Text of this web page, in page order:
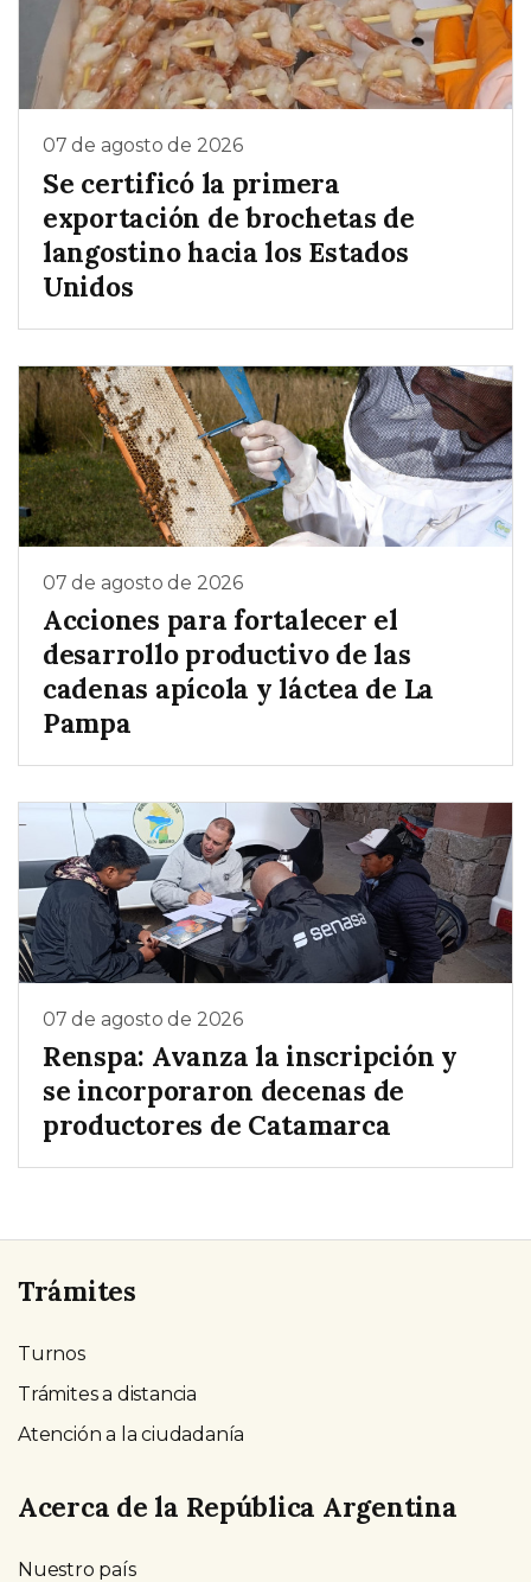
07 de agosto de 2026
Se certificó la primera
exportación de brochetas de
langostino hacia los Estados
Unidos
07 de agosto de 2026
Acciones para fortalecer el
desarrollo productivo de las
cadenas apícola y láctea de La
Pampa
07 de agosto de 2026
Renspa: Avanza la inscripción y
se incorporaron decenas de
productores de Catamarca
Trámites
Turnos
Trámites a distancia
Atención a la ciudadanía
Acerca de la República Argentina
Nuestro país